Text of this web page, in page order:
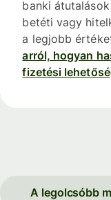
banki
betéti vagy
a legjobb
arról, hogyan
fizetési
A legolcsóbb